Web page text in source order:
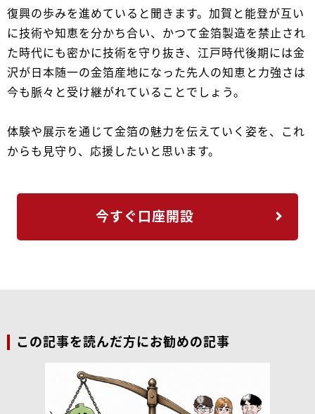
復興の歩みを進めていると聞きます。加賀と能登が互い
に技術や知恵を分かち合い、かつて金箔製造を禁止され
た時代にも密かに技術を守り抜き、江戸時代後期には金
沢が日本随一の金箔産地になった先人の知恵と力強さは
今も脈々と受け継がれていることでしょう。
体験や展示を通じて金箔の魅力を伝えていく姿を、これ
からも見守り、応援したいと思います。
今すぐ口座開設
この記事を読んだ方にお勧めの記事